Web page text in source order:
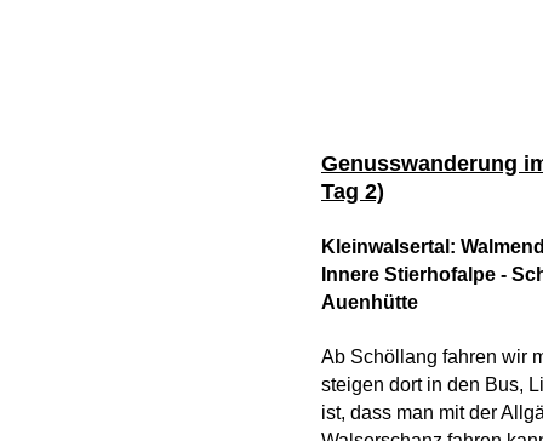
Genusswanderung
Tag 2)
Kleinwalsertal:
Innere Stierhofalpe -
Auenhütte
Ab Schöllang fahren wir
steigen dort in den Bus,
ist, dass man mit der